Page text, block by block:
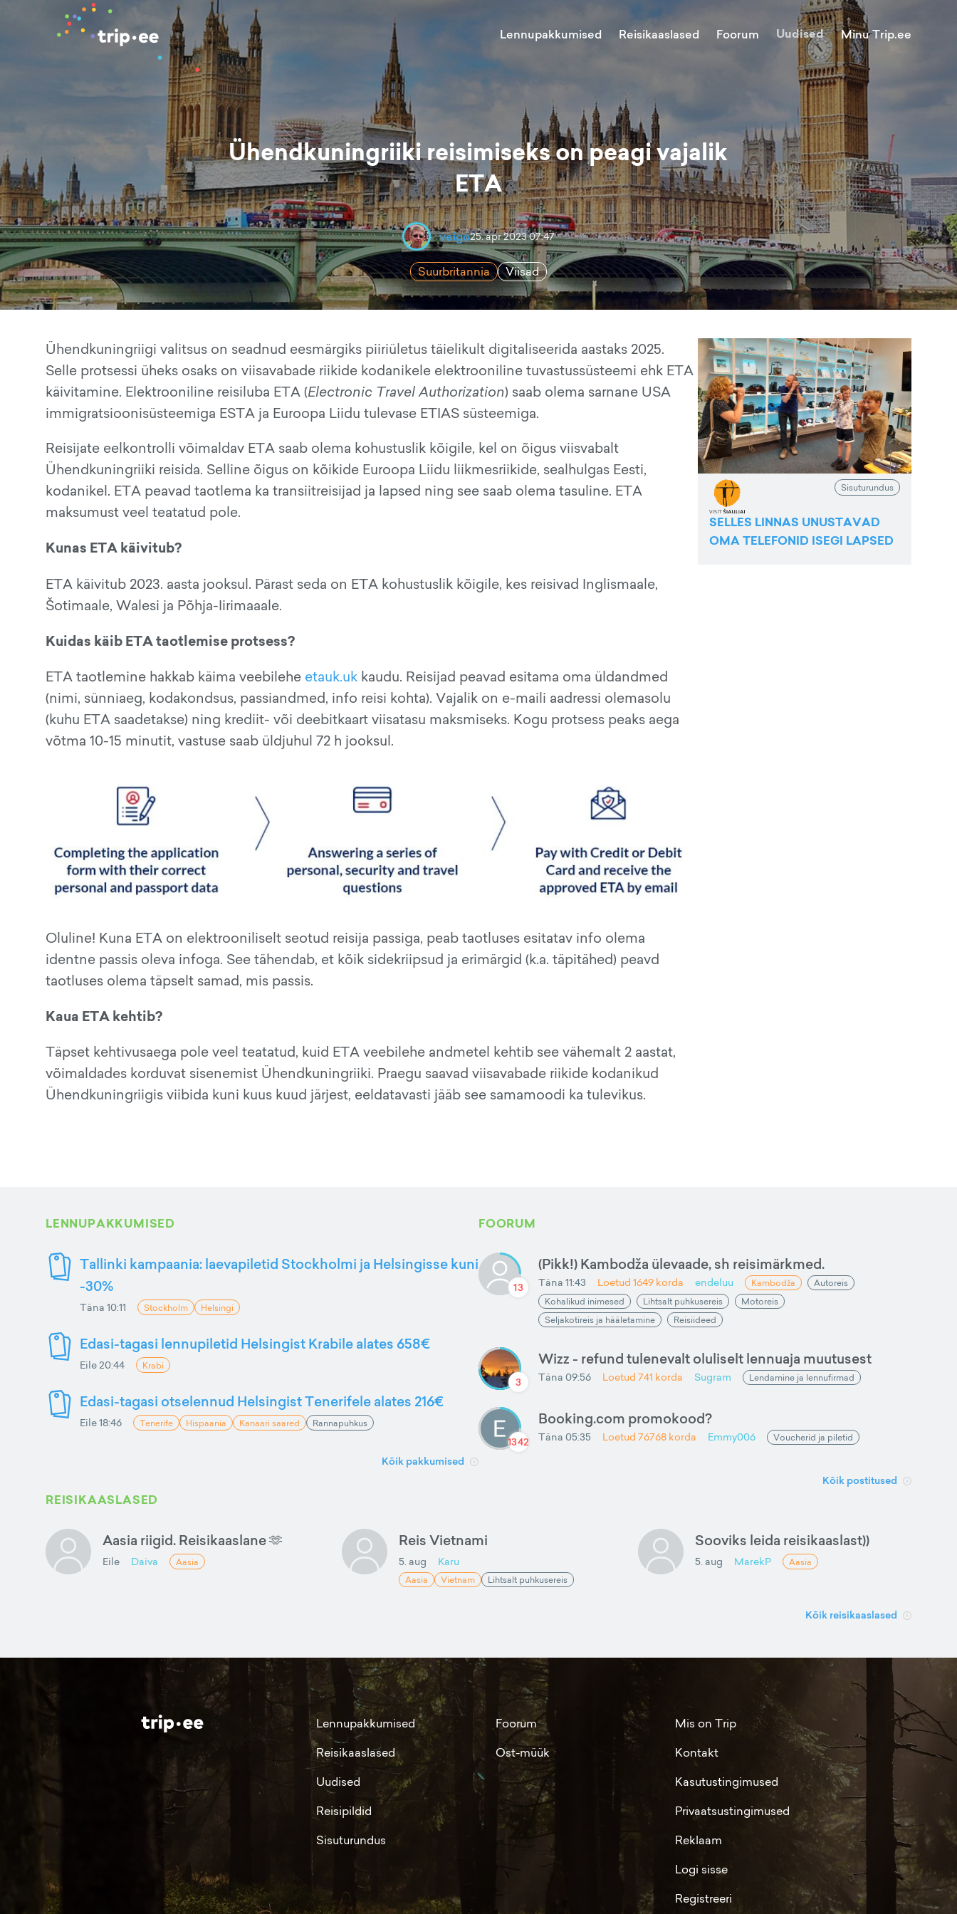
Lennupakkumised Reisikaaslased Foorum Uudised Minu Trip.ee
Ühendkuningriiki reisimiseks on peagi vajalik
ETA
veigo25. apr 2023 07:47
Suurbritannia Viisad
Ühendkuningriigi valitsus on seadnud eesmärgiks piiriületus täielikult digitaliseerida aastaks 2025.
Selle protsessi üheks osaks on viisavabade riikide kodanikele elektrooniline tuvastussüsteemi ehk ETA
käivitamine. Elektrooniline reisiluba ETA (Electronic Travel Authorization) saab olema sarnane USA
immigratsioonisüsteemiga ESTA ja Euroopa Liidu tulevase ETIAS süsteemiga.
Reisijate eelkontrolli võimaldav ETA saab olema kohustuslik kõigile, kel on õigus viisvabalt
Ühendkuningriiki reisida. Selline õigus on kõikide Euroopa Liidu liikmesriikide, sealhulgas Eesti,
kodanikel. ETA peavad taotlema ka transiitreisijad ja lapsed ning see saab olema tasuline. ETA
maksumust veel teatatud pole.
Kunas ETA käivitub?
ETA käivitub 2023. aasta jooksul. Pärast seda on ETA kohustuslik kõigile, kes reisivad Inglismaale,
Šotimaale, Walesi ja Põhja-Iirimaaale.
Kuidas käib ETA taotlemise protsess?
ETA taotlemine hakkab käima veebilehe etauk.uk kaudu. Reisijad peavad esitama oma üldandmed
(nimi, sünniaeg, kodakondsus, passiandmed, info reisi kohta). Vajalik on e-maili aadressi olemasolu
(kuhu ETA saadetakse) ning krediit- või deebitkaart viisatasu maksmiseks. Kogu protsess peaks aega
võtma 10-15 minutit, vastuse saab üldjuhul 72 h jooksul.
Oluline! Kuna ETA on elektrooniliselt seotud reisija passiga, peab taotluses esitatav info olema
identne passis oleva infoga. See tähendab, et kõik sidekriipsud ja erimärgid (k.a. täpitähed) peavd
taotluses olema täpselt samad, mis passis.
Kaua ETA kehtib?
Täpset kehtivusaega pole veel teatatud, kuid ETA veebilehe andmetel kehtib see vähemalt 2 aastat,
võimaldades korduvat sisenemist Ühendkuningriiki. Praegu saavad viisavabade riikide kodanikud
Ühendkuningriigis viibida kuni kuus kuud järjest, eeldatavasti jääb see samamoodi ka tulevikus.
Sisuturundus
SELLES LINNAS UNUSTAVAD
OMA TELEFONID ISEGI LAPSED
LENNUPAKKUMISED
Tallinki kampaania: laevapiletid Stockholmi ja Helsingisse kuni
-30%
Täna 10:11 Stockholm Helsingi
Edasi-tagasi lennupiletid Helsingist Krabile alates 658€
Eile 20:44 Krabi
Edasi-tagasi otselennud Helsingist Tenerifele alates 216€
Eile 18:46 Tenerife Hispaania Kanaari saared Rannapuhkus
Kõik pakkumised
FOORUM
13
(Pikk!) Kambodža ülevaade, sh reisimärkmed.
Täna 11:43 Loetud 1649 korda endeluu Kambodža
Autoreis
Kohalikud inimesed
Lihtsalt puhkusereis
Motoreis
Seljakotireis ja hääletamine
Reisiideed
3
Wizz - refund tulenevalt oluliselt lennuaja muutusest
Täna 09:56 Loetud 741 korda Sugram Lendamine ja lennufirmad
1342
Booking.com promokood?
Täna 05:35 Loetud 76768 korda Emmy006 Voucherid ja piletid
Kõik postitused
REISIKAASLASED
Aasia riigid. Reisikaaslane 🫶
Eile Daiva Aasia
Reis Vietnami
5. aug Karu
Aasia Vietnam Lihtsalt puhkusereis
Sooviks leida reisikaaslast))
5. aug MarekP Aasia
Kõik reisikaaslased
Lennupakkumised
Reisikaaslased
Uudised
Reisipildid
Sisuturundus
Foorum
Ost-müük
Mis on Trip
Kontakt
Kasutustingimused
Privaatsustingimused
Reklaam
Logi sisse
Registreeri